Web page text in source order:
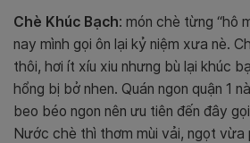
Chè Khúc Bạch: món chè từng “hô
nay mình gọi ôn lại kỷ niệm xưa nè.
thôi, hơi ít xíu xiu nhưng bù lại khúc
hổng bị bở nhen. Quán ngon quận 1
beo béo ngon nên ưu tiên đến đây
Nước chè thì thơm mùi vải, ngọt vừa